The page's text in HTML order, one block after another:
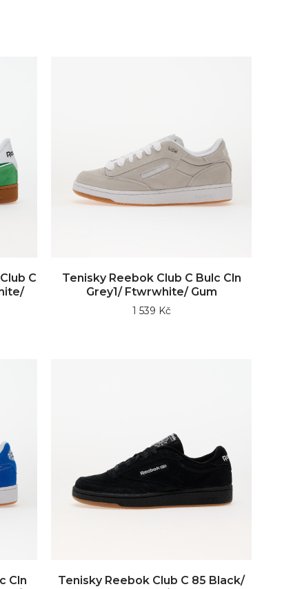
C
Tenisky Reebok Club C Bulc Cln
Grey1/ Ftwrwhite/ Gum
1 539 Kč
Cln
Tenisky Reebok Club C 85 Black/